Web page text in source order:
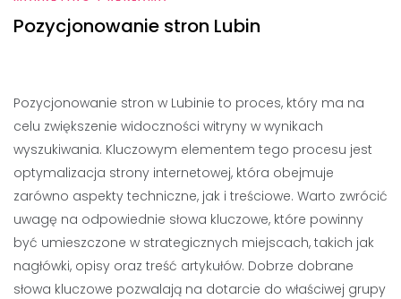
Pozycjonowanie stron Lubin
Pozycjonowanie stron w Lubinie to proces, który ma na
celu zwiększenie widoczności witryny w wynikach
wyszukiwania. Kluczowym elementem tego procesu jest
optymalizacja strony internetowej, która obejmuje
zarówno aspekty techniczne, jak i treściowe. Warto zwrócić
uwagę na odpowiednie słowa kluczowe, które powinny
być umieszczone w strategicznych miejscach, takich jak
nagłówki, opisy oraz treść artykułów. Dobrze dobrane
słowa kluczowe pozwalają na dotarcie do właściwej grupy